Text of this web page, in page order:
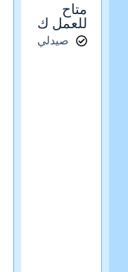
متاح
للعمل ك
صيدلي